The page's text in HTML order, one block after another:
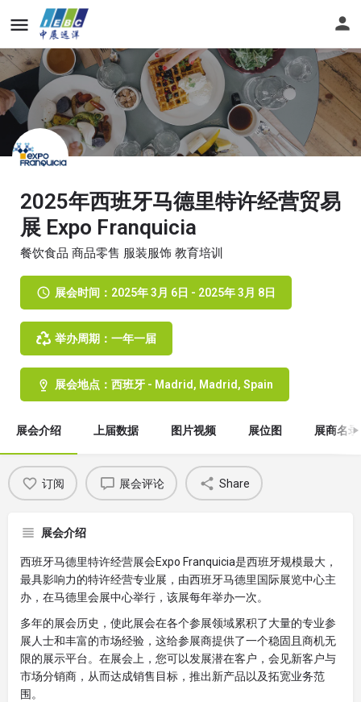
2025年西班牙马德里特许经营贸易
展 Expo Franquicia
餐饮食品 商品零售 服装服饰 教育培训
展会时间：2025年 3月 6日 - 2025年 3月 8日
举办周期：一年一届
展会地点：西班牙 - Madrid, Madrid, Spain
展会介绍 上届数据 图片视频 展位图 展商名录
订阅 展会评论 Share
展会介绍
西班牙马德里特许经营展会Expo Franquicia是西班牙规模最大，
最具影响力的特许经营专业展，由西班牙马德里国际展览中心主
办，在马德里会展中心举行，该展每年举办一次。
多年的展会历史，使此展会在各个参展领域累积了大量的专业参
展人士和丰富的市场经验，这给参展商提供了一个稳固且商机无
限的展示平台。在展会上，您可以发展潜在客户，会见新客户与
市场分销商，从而达成销售目标，推出新产品以及拓宽业务范
围。